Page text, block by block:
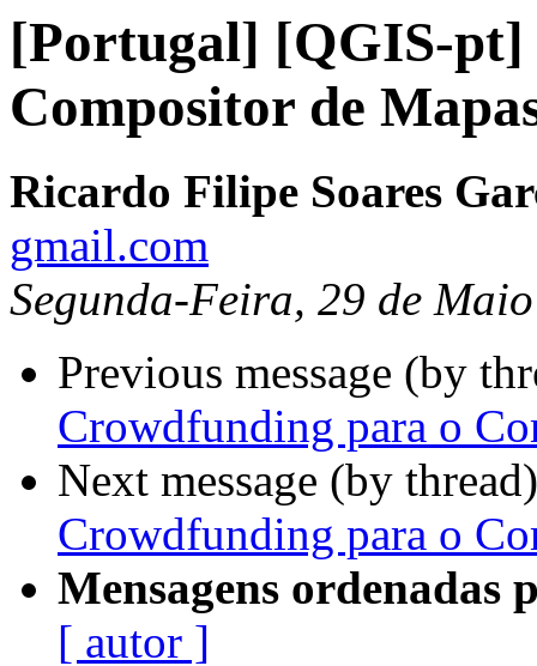
[Portugal] [QGIS-
Compositor de
Ricardo Filipe Soares
gmail.com
Segunda-Feira, 29 de
Previous message (by
Crowdfunding para o
Next message (by
Crowdfunding para o
Mensagens ordenadas
[ autor ]